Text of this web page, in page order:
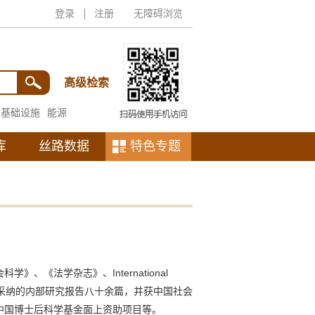
登录 注册 无障碍浏览
高级检索
基础设施 能源
丝路数据 特色专题
学》、《法学杂志》、International
的内部研究报告八十余篇，并获中国社会
博士后科学基金面上资助项目等。